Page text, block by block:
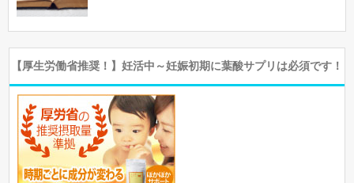
【厚生労働省推奨！】妊活中～妊娠初期に葉酸サプリは必須です！